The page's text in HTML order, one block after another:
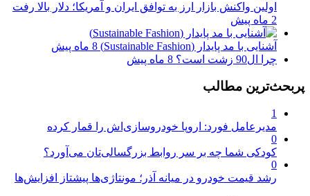
اولین واکنش بازار ارز به توافق ایران و آمریکا؛ دلار بالا رفت
2 ماه پیش
آشنایی با مد پایدار (Sustainable Fashion)
8 ماه پیش
چرا ال90 زشت است؟
8 ماه پیش
پربحث‌ترین مطالب
1
مدیرعامل فورد: اروپا خودروسازی‌اش را قمار کرده
0
کودکی شما چه بر سر روابط بزرگسالی‌تان می‌آورد؟
0
رشد قیمت خودرو در میانه آذر؛ مونتاژی‌ها پیشتاز افزایش‌ها